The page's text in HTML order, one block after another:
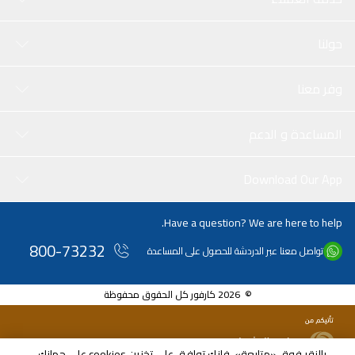
Have a question? We are here to help.
تواصل معنا عبر الدردشة للحصول على المساعدة 800-73232
© 2026 كارفور كل الحقوق محفوظة